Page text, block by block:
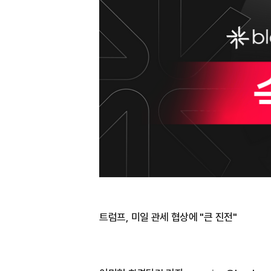
트럼프, 미일 관세 협상에 "큰 진전"